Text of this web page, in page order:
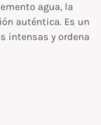
agua, la
auténtica. Es un
intensas y ordena